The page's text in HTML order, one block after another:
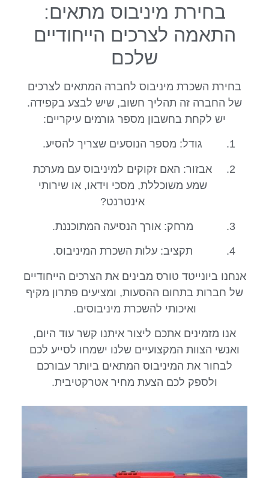
בחירת מיניבוס מתאים:
התאמה לצרכים הייחודיים
שלכם
בחירת השכרת מיניבוס לחברה המתאים לצרכים
של החברה זה תהליך חשוב, שיש לבצע בקפידה.
יש לקחת בחשבון מספר גורמים עיקריים:
גודל: מספר הנוסעים שצריך להסיע.
אבזור: האם זקוקים למיניבוס עם מערכת
שמע משוכללת, מסכי וידאו, או שירותי
אינטרנט?
מרחק: אורך הנסיעה המתוכננת.
תקציב: עלות השכרת המיניבוס.
אנחנו ביונייטד טורס מבינים את הצרכים הייחודיים
של חברות בתחום ההסעות, ומציעים פתרון מקיף
ואיכותי להשכרת מיניבוסים.
אנו מזמינים אתכם ליצור איתנו קשר עוד היום,
ואנשי הצוות המקצועיים שלנו ישמחו לסייע לכם
לבחור את המיניבוס המתאים ביותר עבורכם
ולספק לכם הצעת מחיר אטרקטיבית.